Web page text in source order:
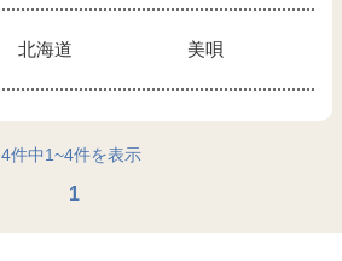
北海道 美唄
4件中1~4件を表示
1